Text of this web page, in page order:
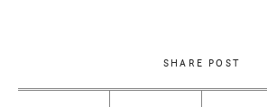
SHARE POST